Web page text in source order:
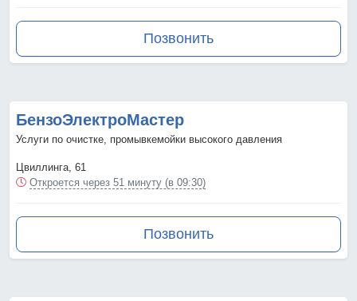
Позвонить
БензоЭлектроМастер
Услуги по очистке, промывкемойки высокого давления
Цвиллинга, 61
Откроется через 51 минуту (в 09:30)
Позвонить